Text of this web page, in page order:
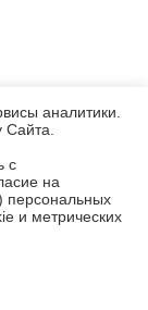
A1 Pro 2000: когда
аналитики.
с
на
персональных
и метрических